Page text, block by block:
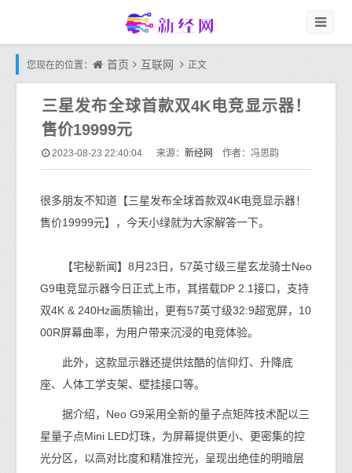
您现在的位置： 首页 互联网 正文
三星发布全球首款双4K电竞显示器！
售价19999元
2023-08-23 22:40:04 来源： 新经网 作者：冯思韵
很多朋友不知道【三星发布全球首款双4K电竞显示器！
售价19999元】，今天小绿就为大家解答一下。
【宅秘新闻】8月23日，57英寸级三星玄龙骑士Neo
G9电竞显示器今日正式上市，其搭载DP 2.1接口，支持
双4K & 240Hz画质输出，更有57英寸级32:9超宽屏，10
00R屏幕曲率，为用户带来沉浸的电竞体验。
此外，这款显示器还提供炫酷的信仰灯、升降底
座、人体工学支架、壁挂接口等。
据介绍，Neo G9采用全新的量子点矩阵技术配以三
星量子点Mini LED灯珠，为屏幕提供更小、更密集的控
光分区，以高对比度和精准控光，呈现出绝佳的明暗层